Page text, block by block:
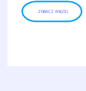
ZOBACZ WIĘCEJ